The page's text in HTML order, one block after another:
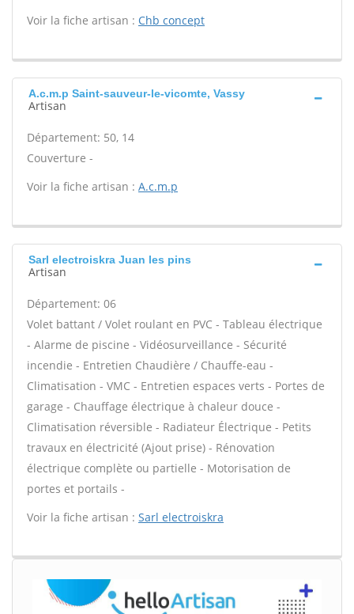
Voir la fiche artisan : Chb concept
A.c.m.p Saint-sauveur-le-vicomte, Vassy
Artisan
Département: 50, 14
Couverture -
Voir la fiche artisan : A.c.m.p
Sarl electroiskra Juan les pins
Artisan
Département: 06
Volet battant / Volet roulant en PVC - Tableau électrique
- Alarme de piscine - Vidéosurveillance - Sécurité
incendie - Entretien Chaudière / Chauffe-eau -
Climatisation - VMC - Entretien espaces verts - Portes de
garage - Chauffage électrique à chaleur douce -
Climatisation réversible - Radiateur Électrique - Petits
travaux en électricité (Ajout prise) - Rénovation
électrique complète ou partielle - Motorisation de
portes et portails -
Voir la fiche artisan : Sarl electroiskra